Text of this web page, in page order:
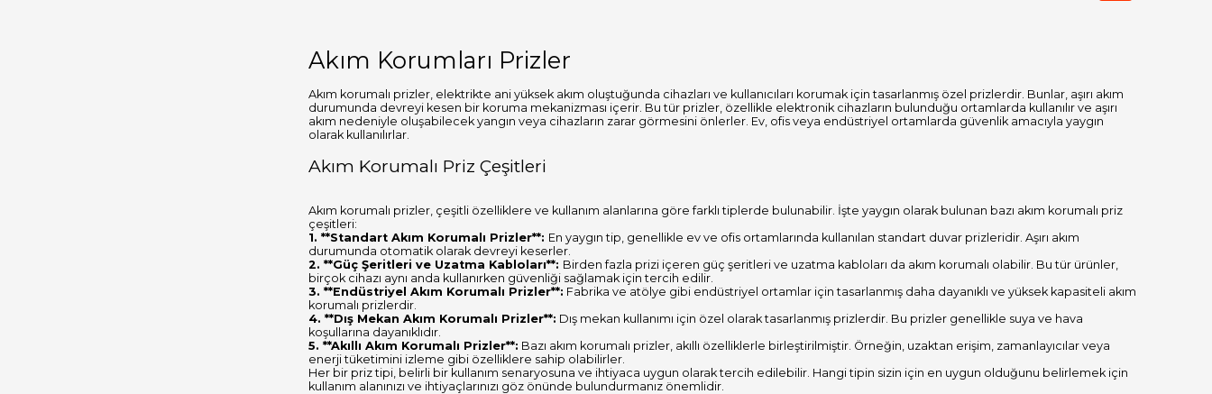
Akım Korumları Prizler
Akım korumalı prizler, elektrikte ani yüksek akım oluştuğunda cihazları ve kullanıcıları korumak için tasarlanmış özel prizlerdir. Bunlar, aşırı akım
durumunda devreyi kesen bir koruma mekanizması içerir. Bu tür prizler, özellikle elektronik cihazların bulunduğu ortamlarda kullanılır ve aşırı
akım nedeniyle oluşabilecek yangın veya cihazların zarar görmesini önlerler. Ev, ofis veya endüstriyel ortamlarda güvenlik amacıyla yaygın
olarak kullanılırlar.
Akım Korumalı Priz Çeşitleri
Akım korumalı prizler, çeşitli özelliklere ve kullanım alanlarına göre farklı tiplerde bulunabilir. İşte yaygın olarak bulunan bazı akım korumalı priz
çeşitleri:
1. **Standart Akım Korumalı Prizler**: En yaygın tip, genellikle ev ve ofis ortamlarında kullanılan standart duvar prizleridir. Aşırı akım
durumunda otomatik olarak devreyi keserler.
2. **Güç Şeritleri ve Uzatma Kabloları**: Birden fazla prizi içeren güç şeritleri ve uzatma kabloları da akım korumalı olabilir. Bu tür ürünler,
birçok cihazı aynı anda kullanırken güvenliği sağlamak için tercih edilir.
3. **Endüstriyel Akım Korumalı Prizler**: Fabrika ve atölye gibi endüstriyel ortamlar için tasarlanmış daha dayanıklı ve yüksek kapasiteli akım
korumalı prizlerdir.
4. **Dış Mekan Akım Korumalı Prizler**: Dış mekan kullanımı için özel olarak tasarlanmış prizlerdir. Bu prizler genellikle suya ve hava
koşullarına dayanıklıdır.
5. **Akıllı Akım Korumalı Prizler**: Bazı akım korumalı prizler, akıllı özelliklerle birleştirilmiştir. Örneğin, uzaktan erişim, zamanlayıcılar veya
enerji tüketimini izleme gibi özelliklere sahip olabilirler.
Her bir priz tipi, belirli bir kullanım senaryosuna ve ihtiyaca uygun olarak tercih edilebilir. Hangi tipin sizin için en uygun olduğunu belirlemek için
kullanım alanınızı ve ihtiyaçlarınızı göz önünde bulundurmanız önemlidir.